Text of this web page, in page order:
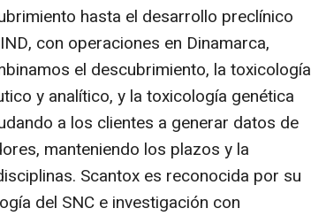
hasta el desarrollo preclínico
con operaciones en Dinamarca,
el descubrimiento, la toxicología
y analítico, y la toxicología genética
a los clientes a generar datos de
manteniendo los plazos y la
Scantox es reconocida por su
del SNC e investigación con